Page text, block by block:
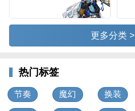
更多分类 >
热门标签
节奏 魔幻 换装